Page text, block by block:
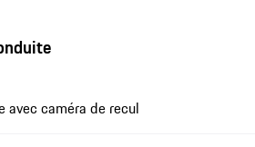
avec caméra de recul